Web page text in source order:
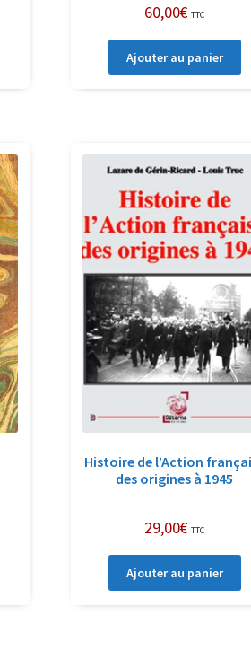
60,00€ TTC
Ajouter au panier
Histoire de l’Action
des origines à 1945
29,00€ TTC
Ajouter au panier